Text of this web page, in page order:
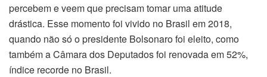
percebem e veem que precisam tomar uma atitude
drástica. Esse momento foi vivido no Brasil em 2018,
quando não só o presidente Bolsonaro foi eleito, como
também a Câmara dos Deputados foi renovada em 52%,
índice recorde no Brasil.